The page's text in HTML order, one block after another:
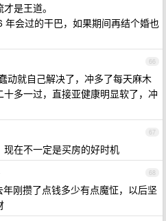
是王道。
年会过的干巴，如果期间再结个婚也
66
动就自己解决了，冲多了每天麻木
多一过，直接亚健康明显软了，冲
67
在不一定是买房的好时机
68
刚攒了点钱多少有点魔怔，以后坚